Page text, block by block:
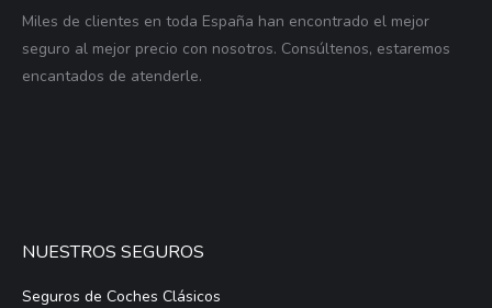
Miles de clientes en toda España han encontrado el mejor
seguro al mejor precio con nosotros. Consúltenos, estaremos
encantados de atenderle.
NUESTROS SEGUROS
Seguros de Coches Clásicos